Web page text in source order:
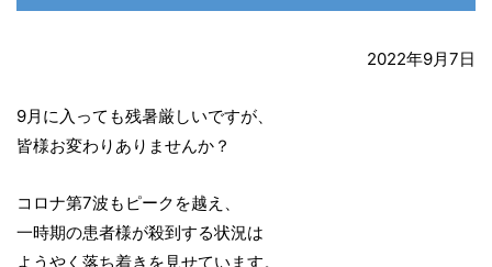
2022年9月7日
9月に入っても残暑厳しいですが、
皆様お変わりありませんか？
コロナ第7波もピークを越え、
一時期の患者様が殺到する状況は
ようやく落ち着きを見せています。